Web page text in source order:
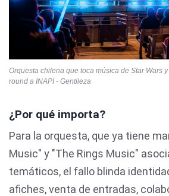
Orquesta chilena que toca música de Star Wars
round a INAPI - Gentileza
¿Por qué importa?
Para la orquesta, que ya tiene
Music" y "The Rings Music"
temáticos, el fallo blinda
afiches, venta de entradas,